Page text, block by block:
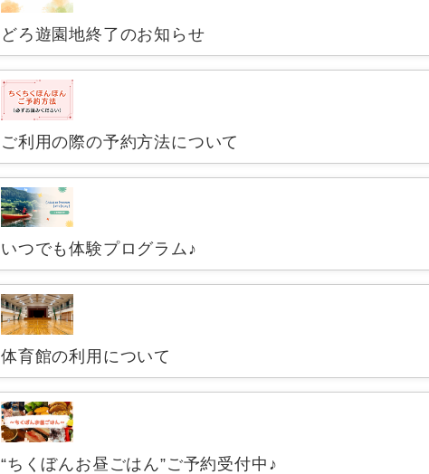
どろ遊園地終了のお知らせ
ご利用の際の予約方法について
いつでも体験プログラム♪
体育館の利用について
“ちくぼんお昼ごはん”ご予約受付中♪